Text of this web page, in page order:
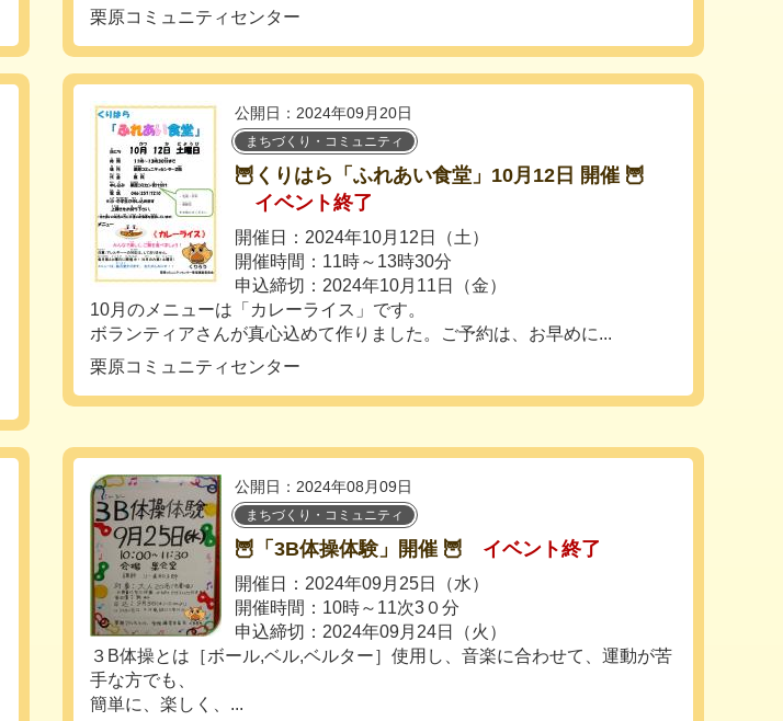
栗原コミュニティセンター
公開日：2024年09月20日
まちづくり・コミュニティ
🦉くりはら「ふれあい食堂」10月12日 開催 🦉
イベント終了
開催日：2024年10月12日（土）
開催時間：11時～13時30分
申込締切：2024年10月11日（金）
10月のメニューは「カレーライス」です。
ボランティアさんが真心込めて作りました。ご予約は、お早めに...
栗原コミュニティセンター
公開日：2024年08月09日
まちづくり・コミュニティ
🦉「3B体操体験」開催 🦉 イベント終了
開催日：2024年09月25日（水）
開催時間：10時～11次3０分
申込締切：2024年09月24日（火）
３B体操とは［ボール,ベル,ベルター］使用し、音楽に合わせて、運動が苦
手な方でも、
簡単に、楽しく、...